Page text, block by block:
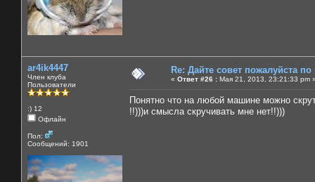
ar4ik4447
Член клуба
Пользователи
:) 12
Офлайн
Пол:
Сообщений: 1901
Re: Дайте совет пожалуйста
« Ответ #26 : Мая 21, 2013, 23:21:33 pm
Понятно что на любой машине можно
!!)))и смысла скручивать мне нет!!)))